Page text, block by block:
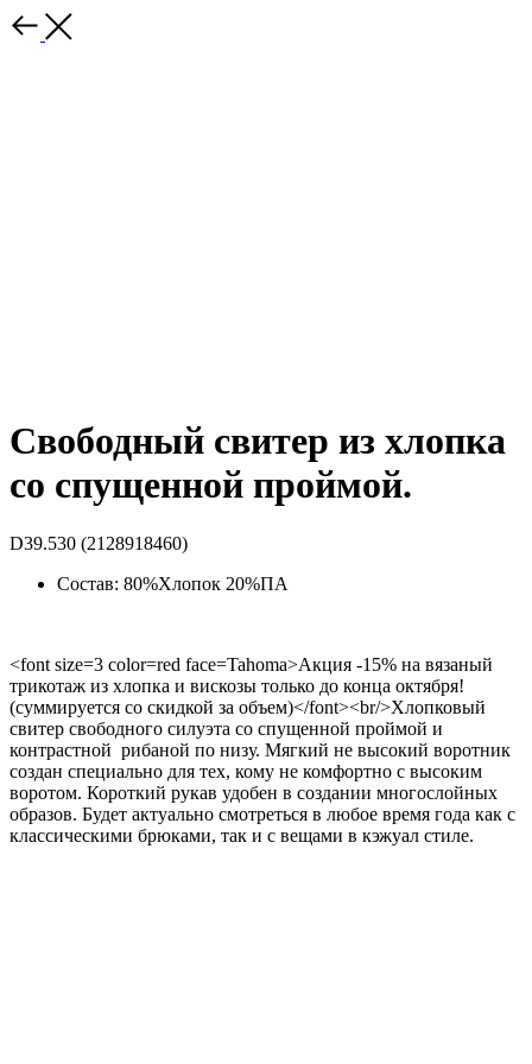
Свободный свитер из хлопка
со спущенной проймой.
D39.530 (2128918460)
Состав: 80%Хлопок 20%ПА
<font size=3 color=red face=Tahoma>Акция -15% на вязаный
трикотаж из хлопка и вискозы только до конца октября!
(суммируется со скидкой за объем)</font><br/>Хлопковый
свитер свободного силуэта со спущенной проймой и
контрастной рибаной по низу. Мягкий не высокий воротник
создан специально для тех, кому не комфортно с высоким
воротом. Короткий рукав удобен в создании многослойных
образов. Будет актуально смотреться в любое время года как с
классическими брюками, так и с вещами в кэжуал стиле.